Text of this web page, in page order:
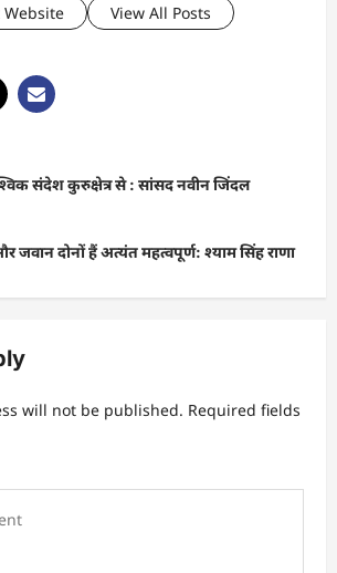
Website View All Posts
संदेश कुरुक्षेत्र से : सांसद नवीन जिंदल
दोनों हैं अत्यंत महत्वपूर्ण: श्याम सिंह राणा
will not be published. Required fields